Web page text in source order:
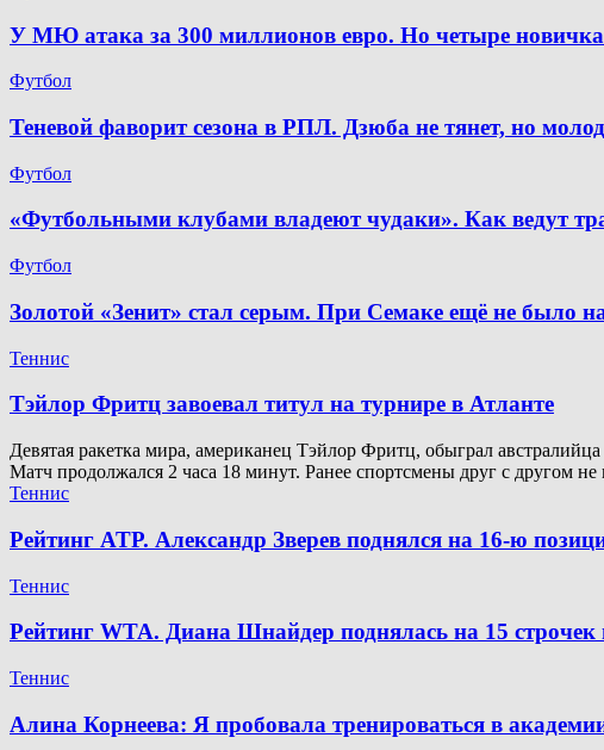
У МЮ атака за 300 миллионов евро. Но четыре
Футбол
Теневой фаворит сезона в РПЛ. Дзюба не тянет, но
Футбол
«Футбольными клубами владеют чудаки». Как ведут
Футбол
Золотой «Зенит» стал серым. При Семаке ещё не было
Теннис
Тэйлор Фритц завоевал титул на турнире в Атланте
Девятая ракетка мира, американец Тэйлор Фритц, обыграл
Матч продолжался 2 часа 18 минут. Ранее спортсмены друг с другом
Теннис
Рейтинг ATP. Александр Зверев поднялся на 16-ю
Теннис
Рейтинг WTA. Диана Шнайдер поднялась на 15
Теннис
Алина Корнеева: Я пробовала тренироваться в